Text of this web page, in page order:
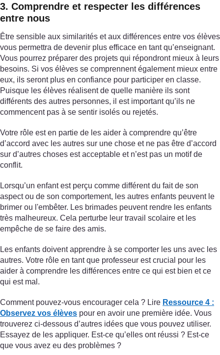
3. Comprendre et respecter les différences
entre nous
Être sensible aux similarités et aux différences entre vos élèves
vous permettra de devenir plus efficace en tant qu’enseignant.
Vous pourrez préparer des projets qui répondront mieux à leurs
besoins. Si vos élèves se comprennent également mieux entre
eux, ils seront plus en confiance pour participer en classe.
Puisque les élèves réalisent de quelle manière ils sont
différents des autres personnes, il est important qu’ils ne
commencent pas à se sentir isolés ou rejetés.
Votre rôle est en partie de les aider à comprendre qu’être
d’accord avec les autres sur une chose et ne pas être d’accord
sur d’autres choses est acceptable et n’est pas un motif de
conflit.
Lorsqu’un enfant est perçu comme différent du fait de son
aspect ou de son comportement, les autres enfants peuvent le
brimer ou l'embêter. Les brimades peuvent rendre les enfants
très malheureux. Cela perturbe leur travail scolaire et les
empêche de se faire des amis.
Les enfants doivent apprendre à se comporter les uns avec les
autres. Votre rôle en tant que professeur est crucial pour les
aider à comprendre les différences entre ce qui est bien et ce
qui est mal.
Comment pouvez-vous encourager cela ? Lire Ressource 4 :
Observez vos élèves pour en avoir une première idée. Vous
trouverez ci-dessous d’autres idées que vous pouvez utiliser.
Essayez de les appliquer. Est-ce qu’elles ont réussi ? Est-ce
que vous avez eu des problèmes ?